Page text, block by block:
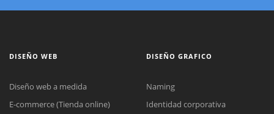
DISEÑO WEB
Diseño web a medida
E-commerce (Tienda online)
DISEÑO GRAFICO
Naming
Identidad corporativa